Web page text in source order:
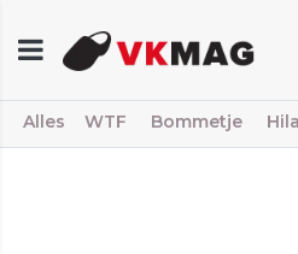
Alles WTF Bommetje